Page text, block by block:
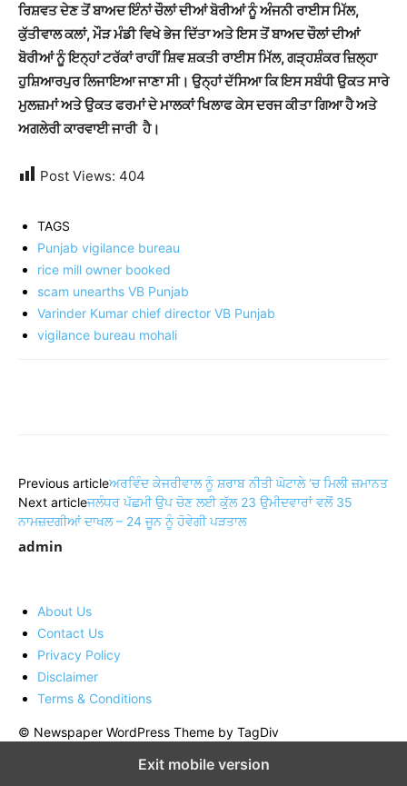
ਰਿਸ਼ਵਤ ਦੇਣ ਤੋਂ ਬਾਅਦ ਇੰਨਾਂ ਚੌਲਾਂ ਦੀਆਂ ਬੋਰੀਆਂ ਨੂੰ ਅੰਜਨੀ ਰਾਈਸ ਮਿੱਲ,
ਕੁੱਤੀਵਾਲ ਕਲਾਂ, ਮੌੜ ਮੰਡੀ ਵਿਖੇ ਭੇਜ ਦਿੱਤਾ ਅਤੇ ਇਸ ਤੋਂ ਬਾਅਦ ਚੌਲਾਂ ਦੀਆਂ
ਬੋਰੀਆਂ ਨੂੰ ਇਨ੍ਹਾਂ ਟਰੱਕਾਂ ਰਾਹੀਂ ਸ਼ਿਵ ਸ਼ਕਤੀ ਰਾਈਸ ਮਿੱਲ, ਗੜ੍ਹਸ਼ੰਕਰ ਜ਼ਿਲ੍ਹਾ
ਹੁਸ਼ਿਆਰਪੁਰ ਲਿਜਾਇਆ ਜਾਣਾ ਸੀ। ਉਨ੍ਹਾਂ ਦੱਸਿਆ ਕਿ ਇਸ ਸਬੰਧੀ ਉਕਤ ਸਾਰੇ
ਮੁਲਜ਼ਮਾਂ ਅਤੇ ਉਕਤ ਫਰਮਾਂ ਦੇ ਮਾਲਕਾਂ ਖਿਲਾਫ ਕੇਸ ਦਰਜ ਕੀਤਾ ਗਿਆ ਹੈ ਅਤੇ
ਅਗਲੇਰੀ ਕਾਰਵਾਈ ਜਾਰੀ ਹੈ।
Post Views: 404
TAGS
Punjab vigilance bureau
rice mill owner booked
scam unearths VB Punjab
Varinder Kumar chief director VB Punjab
vigilance bureau mohali
Previous articleਅਰਵਿੰਦ ਕੇਜਰੀਵਾਲ ਨੂੰ ਸ਼ਰਾਬ ਨੀਤੀ ਘੋਟਾਲੇ ‘ਚ ਮਿਲੀ ਜ਼ਮਾਨਤ
Next articleਜਲੰਧਰ ਪੱਛਮੀ ਉਪ ਚੋਣ ਲਈ ਕੁੱਲ 23 ਉਮੀਦਵਾਰਾਂ ਵਲੋਂ 35
ਨਾਮਜ਼ਦਗੀਆਂ ਦਾਖਲ – 24 ਜੂਨ ਨੂੰ ਹੋਵੇਗੀ ਪੜਤਾਲ
admin
About Us
Contact Us
Privacy Policy
Disclaimer
Terms & Conditions
© Newspaper WordPress Theme by TagDiv
Exit mobile version